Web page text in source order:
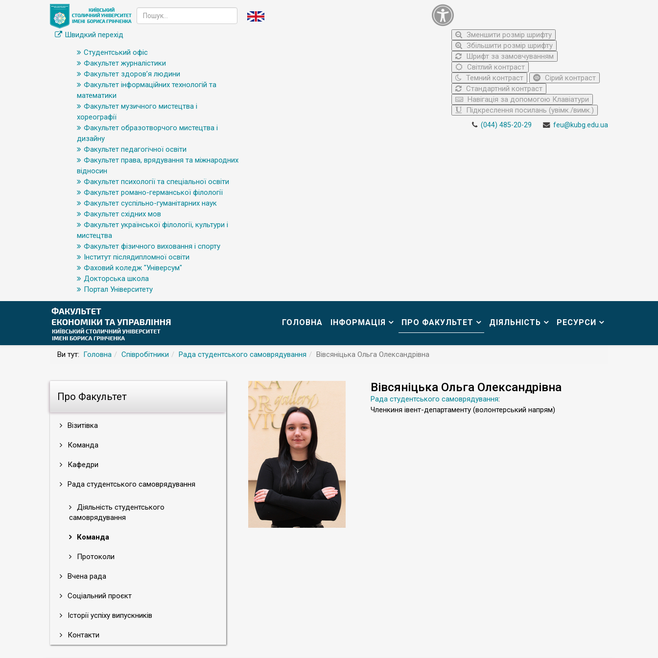
Швидкий перехід
Студентський офіс
Факультет журналістики
Факультет здоров’я людини
Факультет інформаційних технологій та
математики
Факультет музичного мистецтва і
хореографії
Факультет образотворчого мистецтва і
дизайну
Факультет педагогічної освіти
Факультет права, врядування та міжнародних
відносин
Факультет психології та спеціальної освіти
Факультет романо-германської філології
Факультет суспільно-гуманітарних наук
Факультет східних мов
Факультет української філології, культури і
мистецтва
Факультет фізичного виховання і спорту
Інститут післядипломної освіти
Фаховий коледж "Універсум"
Докторська школа
Портал Університету
Зменшити розмір шрифту
Збільшити розмір шрифту
Шрифт за замовчуванням
Світлий контраст
Темний контраст
Сірий контраст
Стандартний контраст
Навігація за допомогою Клавіатури
Підкреслення посилань (увімк./вимк.)
(044) 485-20-29 feu@kubg.edu.ua
ГОЛОВНА ІНФОРМАЦІЯ ПРО ФАКУЛЬТЕТ ДІЯЛЬНІСТЬ РЕСУРСИ
Ви тут: Головна Співробітники Рада студентського самоврядування Вівсяніцька Ольга Олександрівна
Про Факультет
Візитівка
Команда
Кафедри
Рада студентського самоврядування
Діяльність студентського
самоврядування
Команда
Протоколи
Вчена рада
Соціальний проєкт
Історії успіху випускників
Контакти
Вівсяніцька Ольга Олександрівна
Рада студентського самоврядування:
Членкиня івент-департаменту (волонтерський напрям)